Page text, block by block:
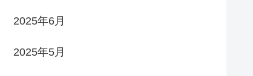
2025年6月
2025年5月